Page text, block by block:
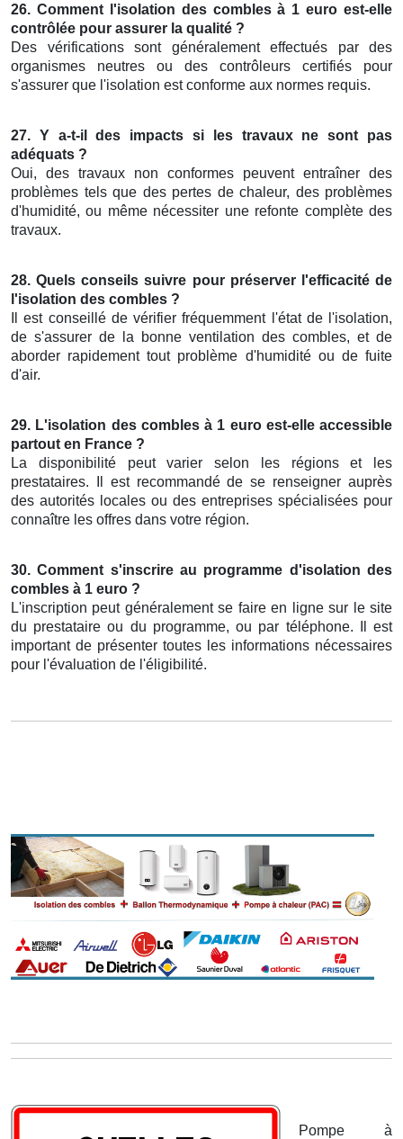
26. Comment l'isolation des combles à 1 euro est-elle
contrôlée pour assurer la qualité ?
Des vérifications sont généralement effectués par des
organismes neutres ou des contrôleurs certifiés pour
s'assurer que l'isolation est conforme aux normes requis.
27. Y a-t-il des impacts si les travaux ne sont pas
adéquats ?
Oui, des travaux non conformes peuvent entraîner des
problèmes tels que des pertes de chaleur, des problèmes
d'humidité, ou même nécessiter une refonte complète des
travaux.
28. Quels conseils suivre pour préserver l'efficacité de
l'isolation des combles ?
Il est conseillé de vérifier fréquemment l'état de l'isolation,
de s'assurer de la bonne ventilation des combles, et de
aborder rapidement tout problème d'humidité ou de fuite
d'air.
29. L'isolation des combles à 1 euro est-elle accessible
partout en France ?
La disponibilité peut varier selon les régions et les
prestataires. Il est recommandé de se renseigner auprès
des autorités locales ou des entreprises spécialisées pour
connaître les offres dans votre région.
30. Comment s'inscrire au programme d'isolation des
combles à 1 euro ?
L'inscription peut généralement se faire en ligne sur le site
du prestataire ou du programme, ou par téléphone. Il est
important de présenter toutes les informations nécessaires
pour l'évaluation de l'éligibilité.
Pompe à